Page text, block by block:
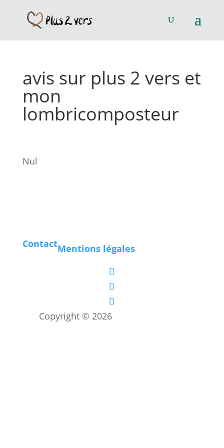
avis sur plus 2 vers et
mon
lombricomposteur
Nul
ContactMentions légales
Copyright © 2026